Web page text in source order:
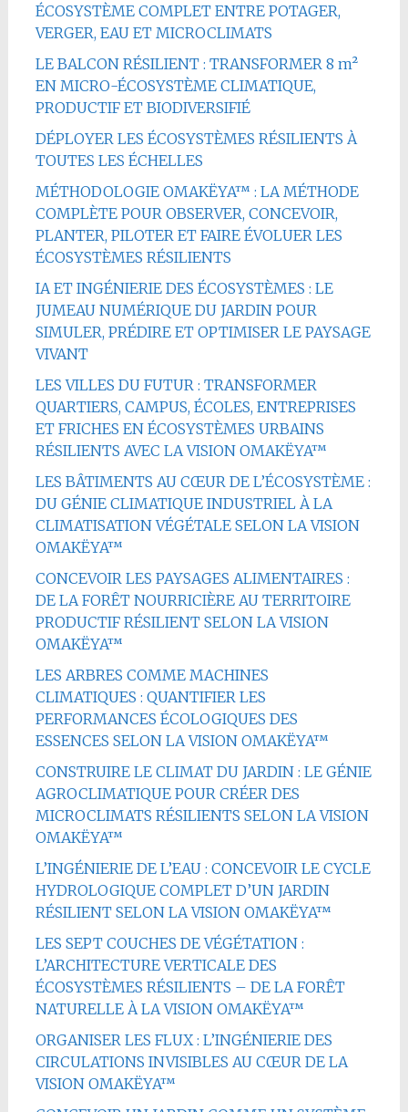
ÉCOSYSTÈME COMPLET ENTRE POTAGER,
VERGER, EAU ET MICROCLIMATS
LE BALCON RÉSILIENT : TRANSFORMER 8 m²
EN MICRO-ÉCOSYSTÈME CLIMATIQUE,
PRODUCTIF ET BIODIVERSIFIÉ
DÉPLOYER LES ÉCOSYSTÈMES RÉSILIENTS À
TOUTES LES ÉCHELLES
MÉTHODOLOGIE OMAKËYA™ : LA MÉTHODE
COMPLÈTE POUR OBSERVER, CONCEVOIR,
PLANTER, PILOTER ET FAIRE ÉVOLUER LES
ÉCOSYSTÈMES RÉSILIENTS
IA ET INGÉNIERIE DES ÉCOSYSTÈMES : LE
JUMEAU NUMÉRIQUE DU JARDIN POUR
SIMULER, PRÉDIRE ET OPTIMISER LE PAYSAGE
VIVANT
LES VILLES DU FUTUR : TRANSFORMER
QUARTIERS, CAMPUS, ÉCOLES, ENTREPRISES
ET FRICHES EN ÉCOSYSTÈMES URBAINS
RÉSILIENTS AVEC LA VISION OMAKËYA™
LES BÂTIMENTS AU CŒUR DE L’ÉCOSYSTÈME :
DU GÉNIE CLIMATIQUE INDUSTRIEL À LA
CLIMATISATION VÉGÉTALE SELON LA VISION
OMAKËYA™
CONCEVOIR LES PAYSAGES ALIMENTAIRES :
DE LA FORÊT NOURRICIÈRE AU TERRITOIRE
PRODUCTIF RÉSILIENT SELON LA VISION
OMAKËYA™
LES ARBRES COMME MACHINES
CLIMATIQUES : QUANTIFIER LES
PERFORMANCES ÉCOLOGIQUES DES
ESSENCES SELON LA VISION OMAKËYA™
CONSTRUIRE LE CLIMAT DU JARDIN : LE GÉNIE
AGROCLIMATIQUE POUR CRÉER DES
MICROCLIMATS RÉSILIENTS SELON LA VISION
OMAKËYA™
L’INGÉNIERIE DE L’EAU : CONCEVOIR LE CYCLE
HYDROLOGIQUE COMPLET D’UN JARDIN
RÉSILIENT SELON LA VISION OMAKËYA™
LES SEPT COUCHES DE VÉGÉTATION :
L’ARCHITECTURE VERTICALE DES
ÉCOSYSTÈMES RÉSILIENTS – DE LA FORÊT
NATURELLE À LA VISION OMAKËYA™
ORGANISER LES FLUX : L’INGÉNIERIE DES
CIRCULATIONS INVISIBLES AU CŒUR DE LA
VISION OMAKËYA™